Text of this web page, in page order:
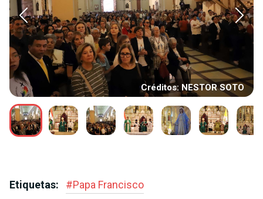
Créditos: NESTOR SOTO
Etiquetas: #Papa Francisco